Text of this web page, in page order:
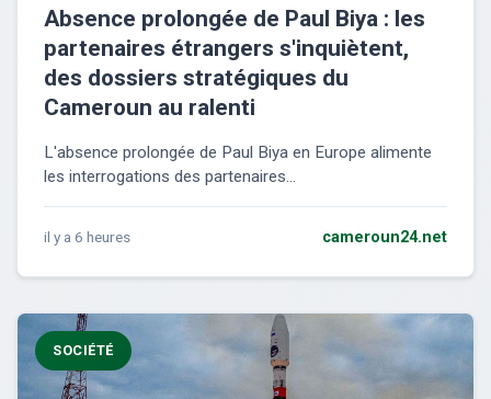
Absence prolongée de Paul Biya : les
partenaires étrangers s'inquiètent,
des dossiers stratégiques du
Cameroun au ralenti
L'absence prolongée de Paul Biya en Europe alimente
les interrogations des partenaires...
il y a 6 heures cameroun24.net
SOCIÉTÉ